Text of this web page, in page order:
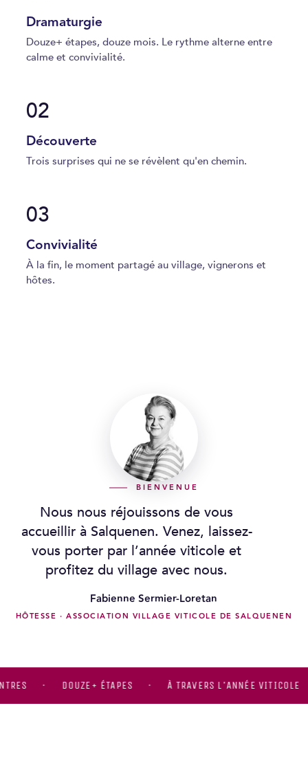
Dramaturgie
Douze+ étapes, douze mois. Le rythme alterne entre
calme et convivialité.
02
Découverte
Trois surprises qui ne se révèlent qu'en chemin.
03
Convivialité
À la fin, le moment partagé au village, vignerons et
hôtes.
BIENVENUE
Nous nous réjouissons de vous
accueillir à Salquenen. Venez, laissez-
vous porter par l’année viticole et
profitez du village avec nous.
Fabienne Sermier-Loretan
HÔTESSE · ASSOCIATION VILLAGE VITICOLE DE SALQUENEN
DOUZE+ ÉTAPES À TRAVERS L'ANNÉE VITICOLE